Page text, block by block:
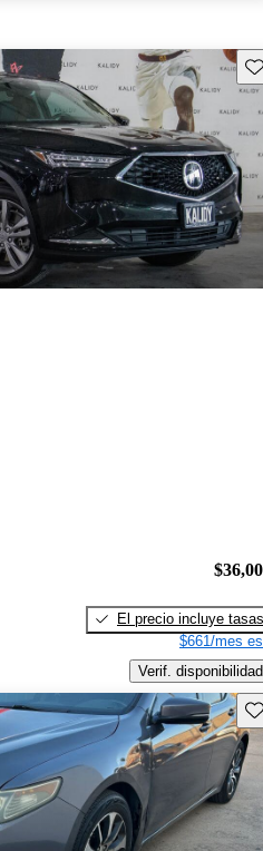
El precio incluye tasas
$661/mes
Verif. disponibilidad